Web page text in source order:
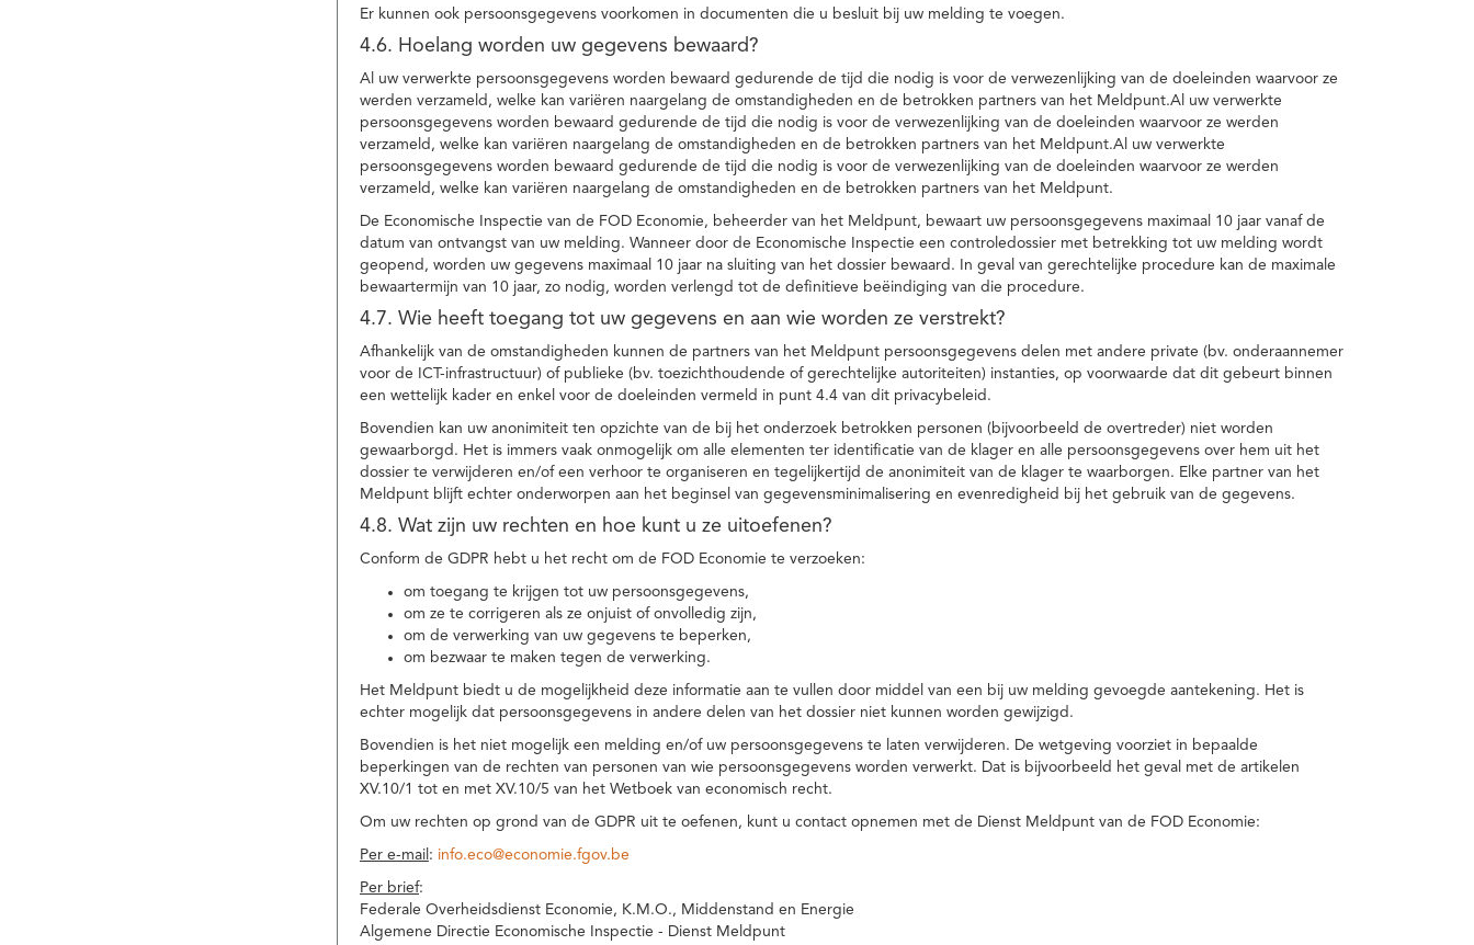
Er kunnen ook persoonsgegevens voorkomen in documenten die u besluit bij uw melding te voegen.
4.6. Hoelang worden uw gegevens bewaard?
Al uw verwerkte persoonsgegevens worden bewaard gedurende de tijd die nodig is voor de verwezenlijking van de doeleinden waarvoor ze
werden verzameld, welke kan variëren naargelang de omstandigheden en de betrokken partners van het Meldpunt.Al uw verwerkte
persoonsgegevens worden bewaard gedurende de tijd die nodig is voor de verwezenlijking van de doeleinden waarvoor ze werden
verzameld, welke kan variëren naargelang de omstandigheden en de betrokken partners van het Meldpunt.Al uw verwerkte
persoonsgegevens worden bewaard gedurende de tijd die nodig is voor de verwezenlijking van de doeleinden waarvoor ze werden
verzameld, welke kan variëren naargelang de omstandigheden en de betrokken partners van het Meldpunt.
De Economische Inspectie van de FOD Economie, beheerder van het Meldpunt, bewaart uw persoonsgegevens maximaal 10 jaar vanaf de
datum van ontvangst van uw melding. Wanneer door de Economische Inspectie een controledossier met betrekking tot uw melding wordt
geopend, worden uw gegevens maximaal 10 jaar na sluiting van het dossier bewaard. In geval van gerechtelijke procedure kan de maximale
bewaartermijn van 10 jaar, zo nodig, worden verlengd tot de definitieve beëindiging van die procedure.
4.7. Wie heeft toegang tot uw gegevens en aan wie worden ze verstrekt?
Afhankelijk van de omstandigheden kunnen de partners van het Meldpunt persoonsgegevens delen met andere private (bv. onderaannemer
voor de ICT-infrastructuur) of publieke (bv. toezichthoudende of gerechtelijke autoriteiten) instanties, op voorwaarde dat dit gebeurt binnen
een wettelijk kader en enkel voor de doeleinden vermeld in punt 4.4 van dit privacybeleid.
Bovendien kan uw anonimiteit ten opzichte van de bij het onderzoek betrokken personen (bijvoorbeeld de overtreder) niet worden
gewaarborgd. Het is immers vaak onmogelijk om alle elementen ter identificatie van de klager en alle persoonsgegevens over hem uit het
dossier te verwijderen en/of een verhoor te organiseren en tegelijkertijd de anonimiteit van de klager te waarborgen. Elke partner van het
Meldpunt blijft echter onderworpen aan het beginsel van gegevensminimalisering en evenredigheid bij het gebruik van de gegevens.
4.8. Wat zijn uw rechten en hoe kunt u ze uitoefenen?
Conform de GDPR hebt u het recht om de FOD Economie te verzoeken:
om toegang te krijgen tot uw persoonsgegevens,
om ze te corrigeren als ze onjuist of onvolledig zijn,
om de verwerking van uw gegevens te beperken,
om bezwaar te maken tegen de verwerking.
Het Meldpunt biedt u de mogelijkheid deze informatie aan te vullen door middel van een bij uw melding gevoegde aantekening. Het is
echter mogelijk dat persoonsgegevens in andere delen van het dossier niet kunnen worden gewijzigd.
Bovendien is het niet mogelijk een melding en/of uw persoonsgegevens te laten verwijderen. De wetgeving voorziet in bepaalde
beperkingen van de rechten van personen van wie persoonsgegevens worden verwerkt. Dat is bijvoorbeeld het geval met de artikelen
XV.10/1 tot en met XV.10/5 van het Wetboek van economisch recht.
Om uw rechten op grond van de GDPR uit te oefenen, kunt u contact opnemen met de Dienst Meldpunt van de FOD Economie:
Per e-mail : info.eco@economie.fgov.be
Per brief:
Federale Overheidsdienst Economie, K.M.O., Middenstand en Energie
Algemene Directie Economische Inspectie - Dienst Meldpunt